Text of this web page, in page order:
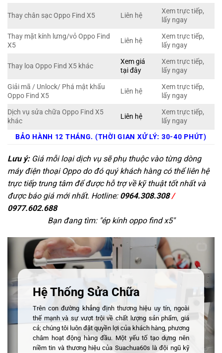
Thay chân sạc Oppo Find X5 Liên hệ
Xem trực tiếp,
lấy ngay
Thay mặt kính lưng/vỏ Oppo Find
X5
Liên hệ
Xem trực tiếp,
lấy ngay
Thay loa Oppo Find X5 khác
Xem giá
tại đây
Xem trực tiếp,
lấy ngay
Giải mã / Unlock/ Phá mật khẩu
Oppo Find X5
Liên hệ
Xem trực tiếp,
lấy ngay
Dịch vụ sửa chữa Oppo Find X5
khác
Liên hệ
Xem trực tiếp,
lấy ngay
BẢO HÀNH 12 THÁNG. (THỜI GIAN XỬ LÝ: 30-40 PHÚT)
Lưu ý:Giá mỗi loại dịch vụ sẽ phụ thuộc vào từng dòng
máy điện thoại Oppo do đó quý khách hàng có thể liên hệ
trực tiếp trung tâm để được hỗ trợ về kỹ thuật tốt nhất và
được báo giá mới nhất. Hotline: 0964.308.308/
0977.602.688
Bạn đang tìm: "ép kính oppo find x5"
Hệ Thống Sửa Chữa
Trên con đường khẳng định thương hiệu uy tín, ngoài
thế mạnh và sự vượt trội về chất lượng sản phẩm, giá
cả; chúng tôi luôn đặt quyền lợi của khách hàng, phương
châm hoạt động hàng đầu. Một yếu tố tạo dựng nên
niềm tin và thương hiệu của Suachua60s là đội ngũ kỹ